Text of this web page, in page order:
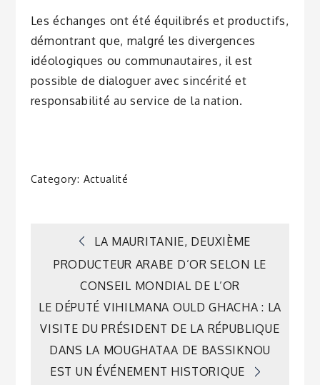
Les échanges ont été équilibrés et productifs,
démontrant que, malgré les divergences
idéologiques ou communautaires, il est
possible de dialoguer avec sincérité et
responsabilité au service de la nation.
Category: Actualité
Navigation
l’article
LA MAURITANIE, DEUXIÈME
PRODUCTEUR ARABE D’OR SELON LE
CONSEIL MONDIAL DE L’OR
LE DÉPUTÉ VIHILMANA OULD GHACHA : LA
VISITE DU PRÉSIDENT DE LA RÉPUBLIQUE
DANS LA MOUGHATAA DE BASSIKNOU
EST UN ÉVÉNEMENT HISTORIQUE